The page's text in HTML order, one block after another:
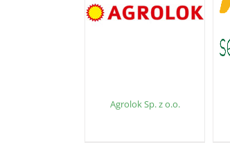
Agrolok Sp. z o.o.